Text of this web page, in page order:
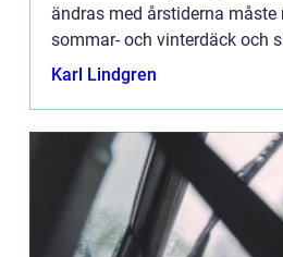
ändras med årstiderna måste
sommar- och vinterdäck och
gånger om året. Tyvärr finns
Karl Lindgren